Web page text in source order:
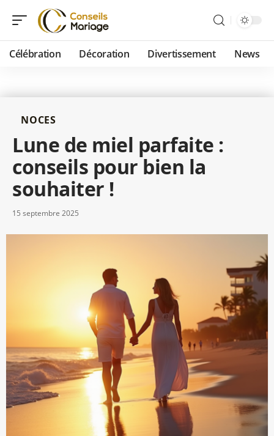
Célébration Décoration Divertissement News
NOCES
Lune de miel parfaite :
conseils pour bien la
souhaiter !
15 septembre 2025